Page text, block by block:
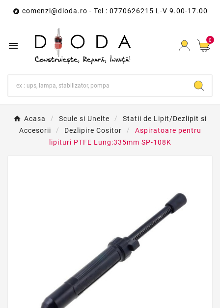
 comenzi@dioda.ro - Tel : 0770626215 L-V 9.00-17.00
 0
Acasa Scule si Unelte
Statii de Lipit/Dezlipit si
Accesorii
Dezlipire Cositor
Aspiratoare pentru
lipituri PTFE Lung:335mm SP-108K